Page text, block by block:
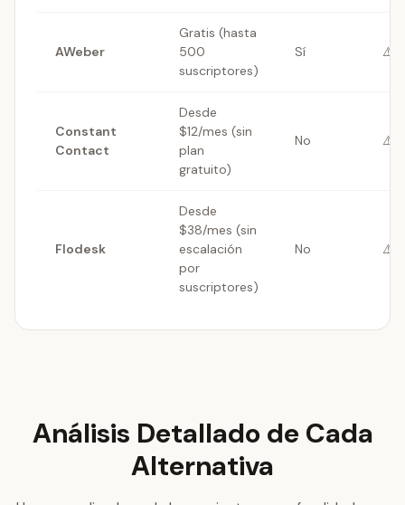
AWeber
Gratis (hasta
500
suscriptores)
Sí ⚠️
Constant
Contact
Desde
$12/mes (sin
plan
gratuito)
No ⚠️
Flodesk
Desde
$38/mes (sin
escalación
por
suscriptores)
No ⚠️
Análisis Detallado de Cada
Alternativa